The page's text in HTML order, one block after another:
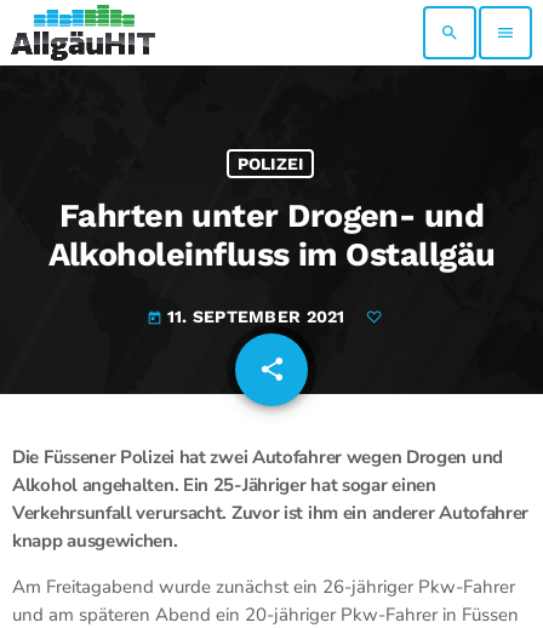
search menu
POLIZEI
Fahrten unter Drogen- und
Alkoholeinfluss im Ostallgäu
today 11. SEPTEMBER 2021
share
email
Die Füssener Polizei hat zwei Autofahrer wegen Drogen und
Alkohol angehalten. Ein 25-Jähriger hat sogar einen
Verkehrsunfall verursacht. Zuvor ist ihm ein anderer Autofahrer
knapp ausgewichen.
Am Freitagabend wurde zunächst ein 26-jähriger Pkw-Fahrer
und am späteren Abend ein 20-jähriger Pkw-Fahrer in Füssen